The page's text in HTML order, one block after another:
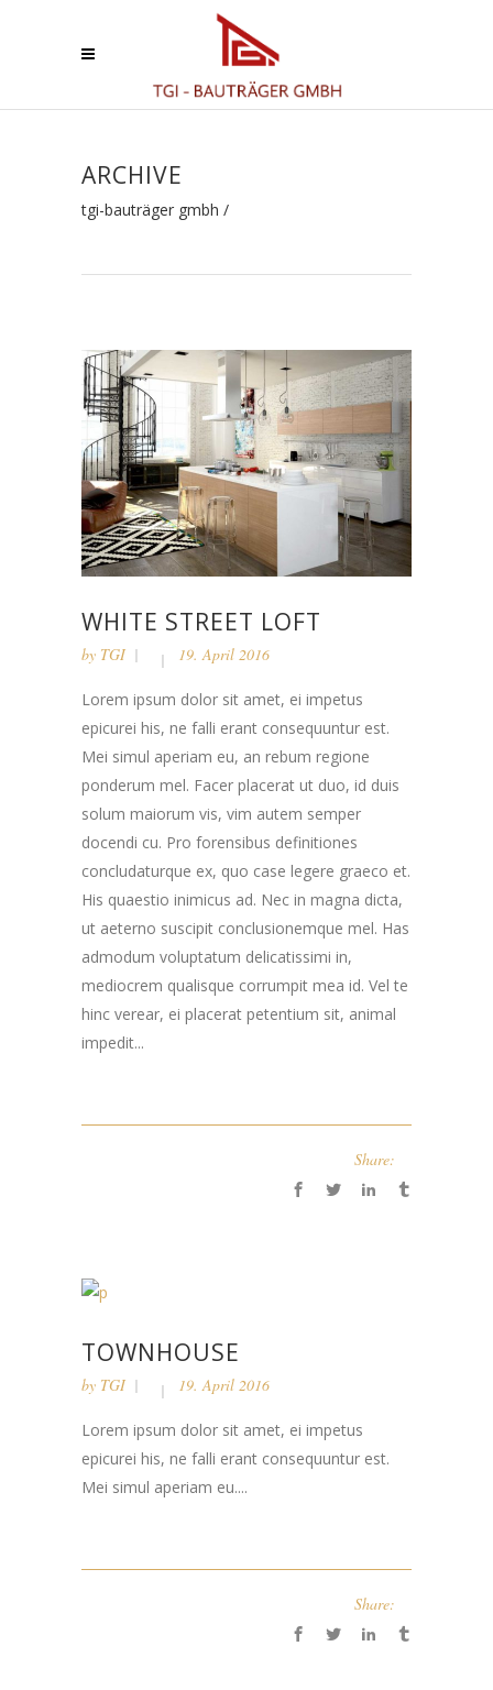
ARCHIVE
tgi-bauträger gmbh /
WHITE STREET LOFT
by TGI 19. April 2016
Lorem ipsum dolor sit amet, ei impetus
epicurei his, ne falli erant consequuntur est.
Mei simul aperiam eu, an rebum regione
ponderum mel. Facer placerat ut duo, id duis
solum maiorum vis, vim autem semper
docendi cu. Pro forensibus definitiones
concludaturque ex, quo case legere graeco et.
His quaestio inimicus ad. Nec in magna dicta,
ut aeterno suscipit conclusionemque mel. Has
admodum voluptatum delicatissimi in,
mediocrem qualisque corrumpit mea id. Vel te
hinc verear, ei placerat petentium sit, animal
impedit...
Share:
TOWNHOUSE
by TGI 19. April 2016
Lorem ipsum dolor sit amet, ei impetus
epicurei his, ne falli erant consequuntur est.
Mei simul aperiam eu....
Share: